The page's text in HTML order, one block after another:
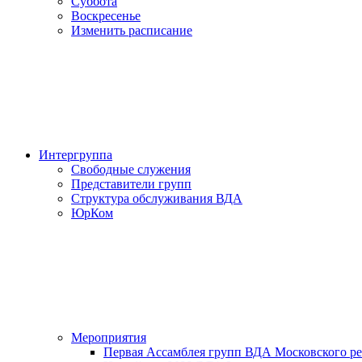
Воскресенье
Изменить расписание
Интергруппа
Свободные служения
Представители групп
Структура обслуживания ВДА
ЮрКом
Мероприятия
Первая Ассамблея групп ВДА Московского